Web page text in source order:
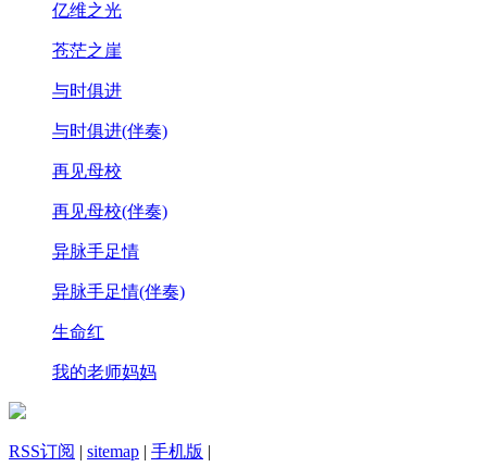
亿维之光
苍茫之崖
与时俱进
与时俱进(伴奏)
再见母校
再见母校(伴奏)
异脉手足情
异脉手足情(伴奏)
生命红
我的老师妈妈
RSS订阅 | sitemap | 手机版 |